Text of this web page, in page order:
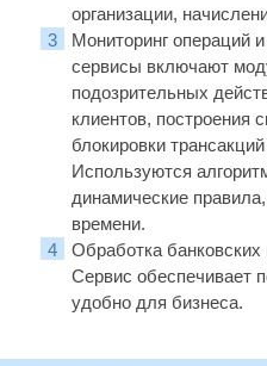
организации,
Мониторинг операций
сервисы включают
подозрительных
клиентов, построения
блокировки
Используются
динамические
времени.
Обработка
Сервис обеспечивает
удобно для бизнеса.